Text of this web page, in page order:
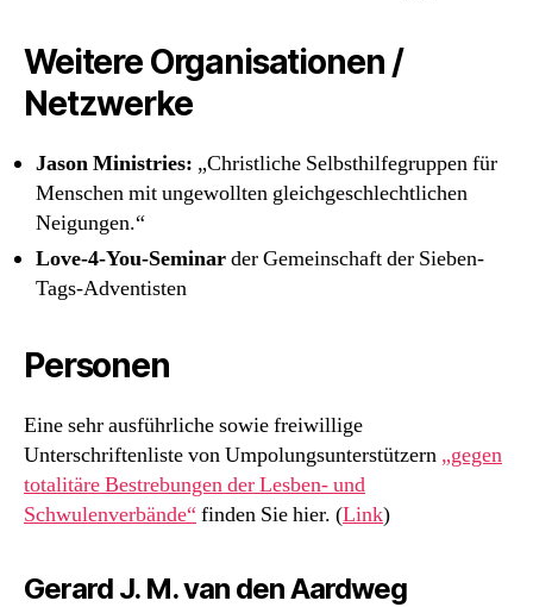
Weitere Organisationen /
Netzwerke
Jason Ministries: „Christliche Selbsthilfegruppen für
Menschen mit ungewollten gleichgeschlechtlichen
Neigungen.“
Love-4-You-Seminarder Gemeinschaft der Sieben-
Tags-Adventisten
Personen
Eine sehr ausführliche sowie freiwillige
Unterschriftenliste von Umpolungsunterstützern „gegen
totalitäre Bestrebungen der Lesben- und
Schwulenverbände“finden Sie hier. (Link)
Gerard J. M. van den Aardweg